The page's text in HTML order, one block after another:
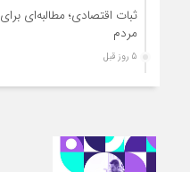
ثبات اقتصادی؛ مطالبه‌ای
مردم
5 روز قبل
آمادگی دولت برای واگذاری
کالابرگ در حمایت از معیشت